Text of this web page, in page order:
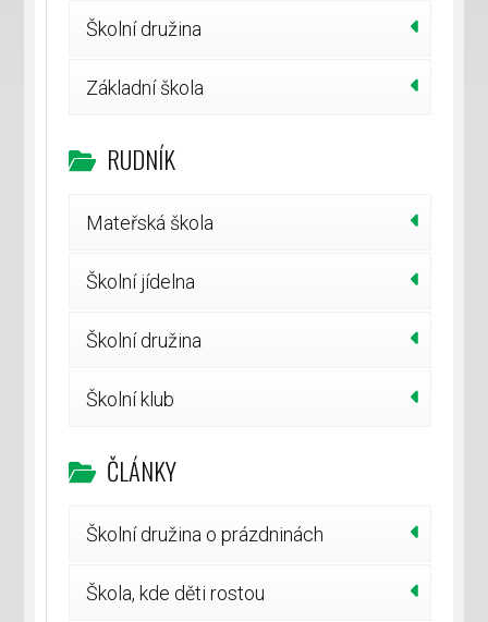
Školní družina
Základní škola
RUDNÍK
Mateřská škola
Školní jídelna
Školní družina
Školní klub
ČLÁNKY
Školní družina o prázdninách
Škola, kde děti rostou